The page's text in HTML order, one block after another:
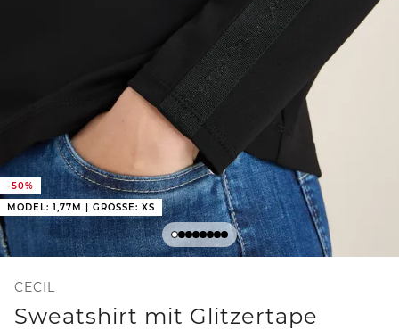
-50%
MODEL: 1,77M | GRÖSSE: XS
CECIL
Sweatshirt mit Glitzertape